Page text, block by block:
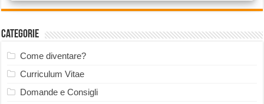
Categorie
Come diventare?
Curriculum Vitae
Domande e Consigli